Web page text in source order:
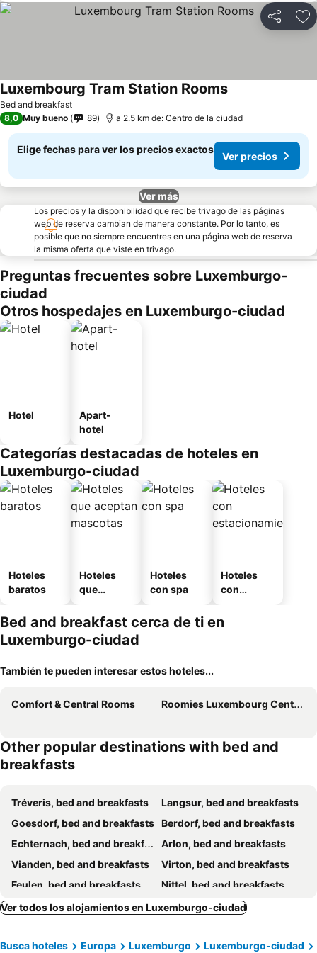
Compartir
Bed and breakfast
Luxembourg Tram Station Rooms
8,0 Muy bueno 89 a 2.5 km de: Centro de la ciudad
Elige fechas para ver los precios exactos
Ver precios
Ver más
Los precios y la disponibilidad que recibe trivago de las páginas
web de reserva cambian de manera constante. Por lo tanto, es
posible que no siempre encuentres en una página web de reserva
la misma oferta que viste en trivago.
Preguntas frecuentes sobre Luxemburgo-
ciudad
Otros hospedajes en Luxemburgo-ciudad
Hotel
Apart-
hotel
Categorías destacadas de hoteles en
Luxemburgo-ciudad
Hoteles
baratos
Hoteles
que
mascotas
Hoteles
con spa
Hoteles
con
miento
Bed and breakfast cerca de ti en
Luxemburgo-ciudad
También te pueden interesar estos hoteles...
Comfort & Central Rooms Roomies Luxembourg Centre Gare
Other popular destinations with bed and
breakfasts
Tréveris, bed and breakfasts
Langsur, bed and breakfasts
Goesdorf, bed and breakfasts Berdorf, bed and breakfasts
Echternach, bed and breakfasts
Arlon, bed and breakfasts
Vianden, bed and breakfasts
Virton, bed and breakfasts
Feulen, bed and breakfasts
Nittel, bed and breakfasts
Waldbillig, bed and breakfasts
Tellancourt, bed and breakfasts
Ettelbruck, bed and breakfasts
Léglise, bed and breakfasts
Ver todos los alojamientos en Luxemburgo-ciudad
Busca hoteles Europa Luxemburgo
Luxemburgo-ciudad